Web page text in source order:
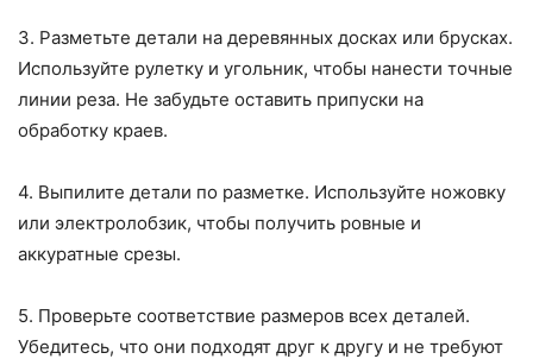
3. Разметьте детали на деревянных досках или брусках.
Используйте рулетку и угольник, чтобы нанести точные
линии реза. Не забудьте оставить припуски на
обработку краев.
4. Выпилите детали по разметке. Используйте ножовку
или электролобзик, чтобы получить ровные и
аккуратные срезы.
5. Проверьте соответствие размеров всех деталей.
Убедитесь, что они подходят друг к другу и не требуют